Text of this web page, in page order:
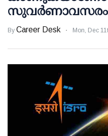
സുവര്‍ണാവസരം
By Career Desk Mon, Dec